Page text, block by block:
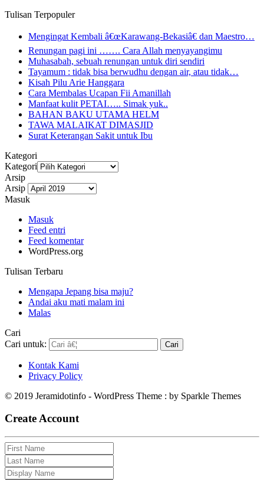
Tulisan Terpopuler
Mengingat Kembali â€œKarawang-Bekasiâ€ dan Maestro…
Renungan pagi ini ……. Cara Allah menyayangimu
Muhasabah, sebuah renungan untuk diri sendiri
Tayamum : tidak bisa berwudhu dengan air, atau tidak…
Kisah Pilu Arie Hanggara
Cara Membalas Ucapan Fii Amanillah
Manfaat kulit PETAI….. Simak yuk..
BAHAN BAKU UTAMA HELM
TAWA MALAIKAT DIMASJID
Surat Keterangan Sakit untuk Ibu
Kategori
Kategori
Arsip
Arsip
Masuk
Masuk
Feed entri
Feed komentar
WordPress.org
Tulisan Terbaru
Mengapa Jepang bisa maju?
Andai aku mati malam ini
Malas
Cari
Cari untuk:
Kontak Kami
Privacy Policy
© 2019 Jeramidotinfo - WordPress Theme : by Sparkle Themes
Create Account